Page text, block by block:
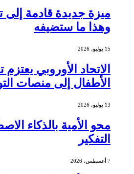
ميزة جديدة قادمة
وهذا ما ستضيفه
15 يوليو، 2026
الاتحاد الأوروبي
الأطفال إلى منصات
13 يوليو، 2026
محو الأمية بالذكاء
التفكير
7 أغسطس، 2026